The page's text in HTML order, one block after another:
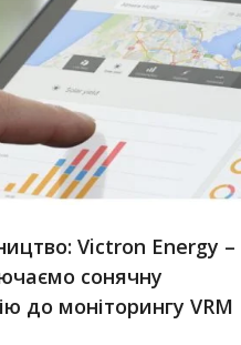
Victron Energy –
сонячну
до моніторингу VRM